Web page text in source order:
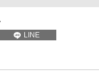
LINE